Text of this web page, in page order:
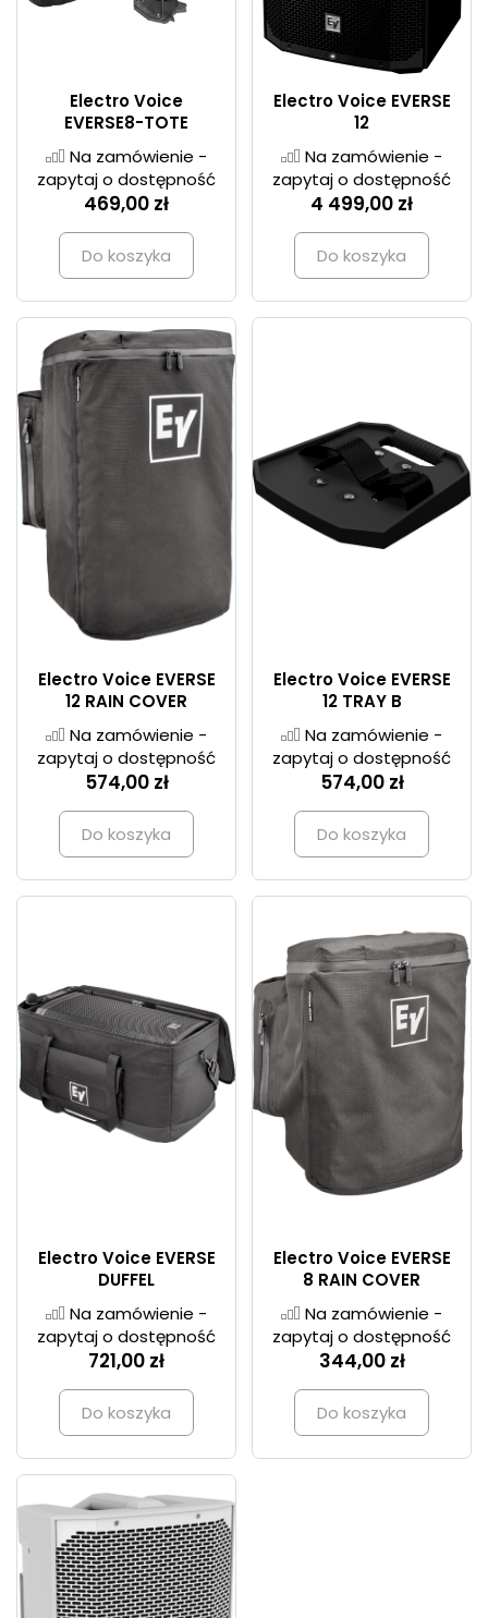
Electro Voice
EVERSE8-TOTE
Na zamówienie -
zapytaj o dostępność
469,00 zł
Do koszyka
Electro Voice EVERSE
12
Na zamówienie -
zapytaj o dostępność
4 499,00 zł
Do koszyka
Electro Voice EVERSE
12 RAIN COVER
Na zamówienie -
zapytaj o dostępność
574,00 zł
Do koszyka
Electro Voice EVERSE
12 TRAY B
Na zamówienie -
zapytaj o dostępność
574,00 zł
Do koszyka
Electro Voice EVERSE
DUFFEL
Na zamówienie -
zapytaj o dostępność
721,00 zł
Do koszyka
Electro Voice EVERSE
8 RAIN COVER
Na zamówienie -
zapytaj o dostępność
344,00 zł
Do koszyka